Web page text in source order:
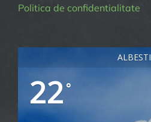
Politica de confidentialitate
ALBESTI
22 °